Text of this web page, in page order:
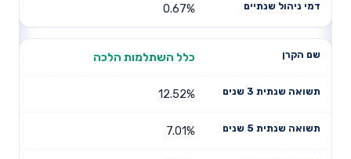
0.67%
כלל השתלמות הלכה
12.52%
7.01%